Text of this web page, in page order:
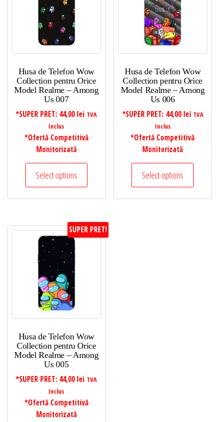
Husa de Telefon Wow
Collection pentru Orice
Model Realme – Among
Us 007
*SUPER PRET: 44,00 lei TVA
Inclus
*Ofertă Competitivă
Monitorizată
Select options
Husa de Telefon Wow
Collection pentru Orice
Model Realme – Among
Us 006
*SUPER PRET: 44,00 lei TVA
Inclus
*Ofertă Competitivă
Monitorizată
Select options
SUPER PRET!
Husa de Telefon Wow
Collection pentru Orice
Model Realme – Among
Us 005
*SUPER PRET: 44,00 lei TVA
Inclus
*Ofertă Competitivă
Monitorizată